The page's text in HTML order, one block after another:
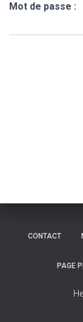
Mot de passe :
CONTACT
PAGE